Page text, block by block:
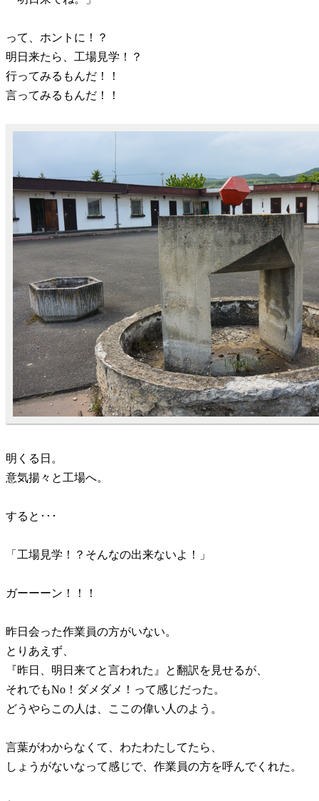
って、ホントに！？
明日来たら、工場見学！？
行ってみるもんだ！！
言ってみるもんだ！！
明くる日。
意気揚々と工場へ。
すると･･･
「工場見学！？そんなの出来ないよ！」
ガーーーン！！！
昨日会った作業員の方がいない。
とりあえず、
『昨日、明日来てと言われた』と翻訳を見せるが、
それでもNo！ダメダメ！って感じだった。
どうやらこの人は、ここの偉い人のよう。
言葉がわからなくて、わたわたしてたら、
しょうがないなって感じで、作業員の方を呼んでくれた。